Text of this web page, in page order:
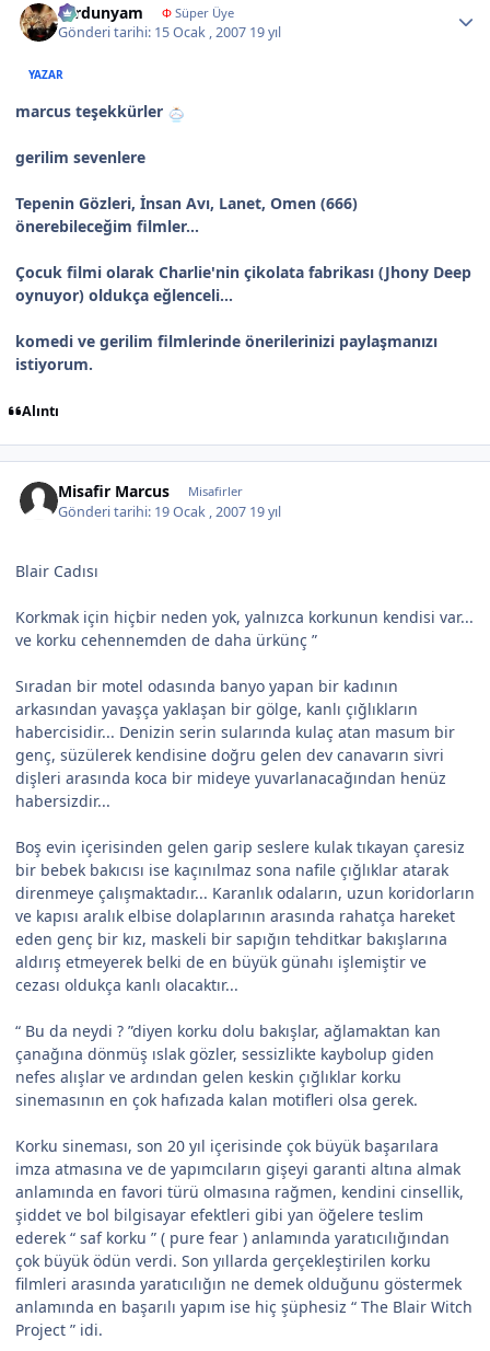
sardunyam ΦSüper Üye
Gönderi tarihi: 15 Ocak , 2007 19 yıl
YAZAR
marcus teşekkürler
gerilim sevenlere
Tepenin Gözleri, İnsan Avı, Lanet, Omen (666)
önerebileceğim filmler...
Çocuk filmi olarak Charlie'nin çikolata fabrikası (Jhony Deep
oynuyor) oldukça eğlenceli...
komedi ve gerilim filmlerinde önerilerinizi paylaşmanızı
istiyorum.
Alıntı
Misafir Marcus Misafirler
Gönderi tarihi: 19 Ocak , 2007 19 yıl
Blair Cadısı
Korkmak için hiçbir neden yok, yalnızca korkunun kendisi var...
ve korku cehennemden de daha ürkünç ”
Sıradan bir motel odasında banyo yapan bir kadının
arkasından yavaşça yaklaşan bir gölge, kanlı çığlıkların
habercisidir... Denizin serin sularında kulaç atan masum bir
genç, süzülerek kendisine doğru gelen dev canavarın sivri
dişleri arasında koca bir mideye yuvarlanacağından henüz
habersizdir...
Boş evin içerisinden gelen garip seslere kulak tıkayan çaresiz
bir bebek bakıcısı ise kaçınılmaz sona nafile çığlıklar atarak
direnmeye çalışmaktadır... Karanlık odaların, uzun koridorların
ve kapısı aralık elbise dolaplarının arasında rahatça hareket
eden genç bir kız, maskeli bir sapığın tehditkar bakışlarına
aldırış etmeyerek belki de en büyük günahı işlemiştir ve
cezası oldukça kanlı olacaktır...
“ Bu da neydi ? ”diyen korku dolu bakışlar, ağlamaktan kan
çanağına dönmüş ıslak gözler, sessizlikte kaybolup giden
nefes alışlar ve ardından gelen keskin çığlıklar korku
sinemasının en çok hafızada kalan motifleri olsa gerek.
Korku sineması, son 20 yıl içerisinde çok büyük başarılara
imza atmasına ve de yapımcıların gişeyi garanti altına almak
anlamında en favori türü olmasına rağmen, kendini cinsellik,
şiddet ve bol bilgisayar efektleri gibi yan öğelere teslim
ederek “ saf korku ” ( pure fear ) anlamında yaratıcılığından
çok büyük ödün verdi. Son yıllarda gerçekleştirilen korku
filmleri arasında yaratıcılığın ne demek olduğunu göstermek
anlamında en başarılı yapım ise hiç şüphesiz “ The Blair Witch
Project ” idi.